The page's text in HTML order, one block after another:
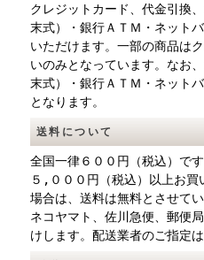
クレジットカード、代金引換、
末式）・ 銀行ＡＴＭ ・ ネット
いただけます。一部の商品は
いのみとなっています。なお、
末式）・ 銀行ＡＴＭ ・ ネット
となります。
送料について
全国一律６００円（税込）です
５,０００円（税込）以上お買
場合は、送料は無料とさせて
ネコヤマト、佐川急便、郵便
けします。配送業者のご指定は